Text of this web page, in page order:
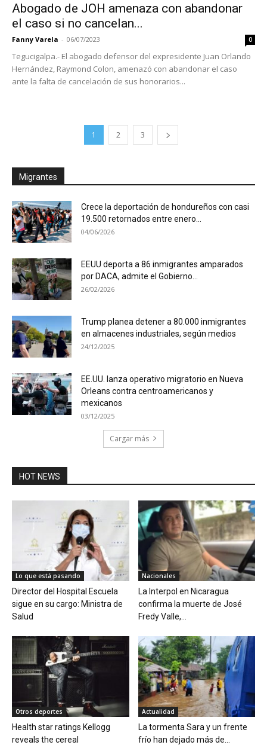
Abogado de JOH amenaza con abandonar
el caso si no cancelan...
Fanny Varela - 06/07/2023 0
Tegucigalpa.- El abogado defensor del expresidente Juan Orlando
Hernández, Raymond Colon, amenazó con abandonar el caso
ante la falta de cancelación de sus honorarios...
1 2 3
Migrantes
Crece la deportación de hondureños con casi
19.500 retornados entre enero...
04/06/2026
EEUU deporta a 86 inmigrantes amparados
por DACA, admite el Gobierno...
26/02/2026
Trump planea detener a 80.000 inmigrantes
en almacenes industriales, según medios
24/12/2025
EE.UU. lanza operativo migratorio en Nueva
Orleans contra centroamericanos y
mexicanos
03/12/2025
Cargar más
HOT NEWS
Lo que está pasando
Director del Hospital Escuela
sigue en su cargo: Ministra de
Salud
Nacionales
La Interpol en Nicaragua
confirma la muerte de José
Fredy Valle,...
Otros deportes
Health star ratings Kellogg
reveals the cereal
Actualidad
La tormenta Sara y un frente
frío han dejado más de...